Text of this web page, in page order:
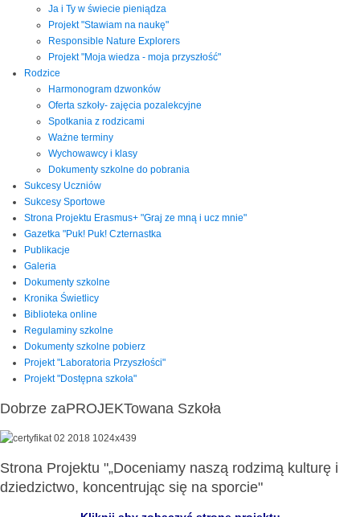
Ja i Ty w świecie pieniądza
Projekt "Stawiam na naukę"
Responsible Nature Explorers
Projekt "Moja wiedza - moja przyszłość"
Rodzice
Harmonogram dzwonków
Oferta szkoły- zajęcia pozalekcyjne
Spotkania z rodzicami
Ważne terminy
Wychowawcy i klasy
Dokumenty szkolne do pobrania
Sukcesy Uczniów
Sukcesy Sportowe
Strona Projektu Erasmus+ "Graj ze mną i ucz mnie"
Gazetka "Puk! Puk! Czternastka
Publikacje
Galeria
Dokumenty szkolne
Kronika Świetlicy
Biblioteka online
Regulaminy szkolne
Dokumenty szkolne pobierz
Projekt "Laboratoria Przyszłości"
Projekt "Dostępna szkoła"
Dobrze zaPROJEKTowana Szkoła
Strona Projektu "„Doceniamy naszą rodzimą kulturę i
dziedzictwo, koncentrując się na sporcie"